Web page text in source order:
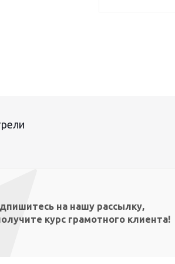
на нашу рассылку,
курс грамотного клиента!